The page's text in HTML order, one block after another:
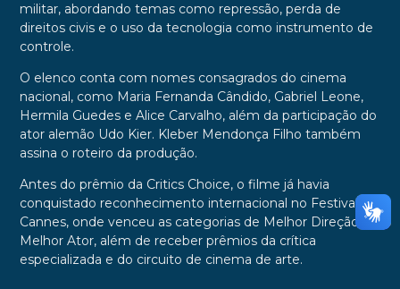
militar, abordando temas como repressão, perda de
direitos civis e o uso da tecnologia como instrumento de
controle.
O elenco conta com nomes consagrados do cinema
nacional, como Maria Fernanda Cândido, Gabriel Leone,
Hermila Guedes e Alice Carvalho, além da participação do
ator alemão Udo Kier. Kleber Mendonça Filho também
assina o roteiro da produção.
Antes do prêmio da Critics Choice, o filme já havia
conquistado reconhecimento internacional no Festival de
Cannes, onde venceu as categorias de Melhor Direção e
Melhor Ator, além de receber prêmios da crítica
especializada e do circuito de cinema de arte.